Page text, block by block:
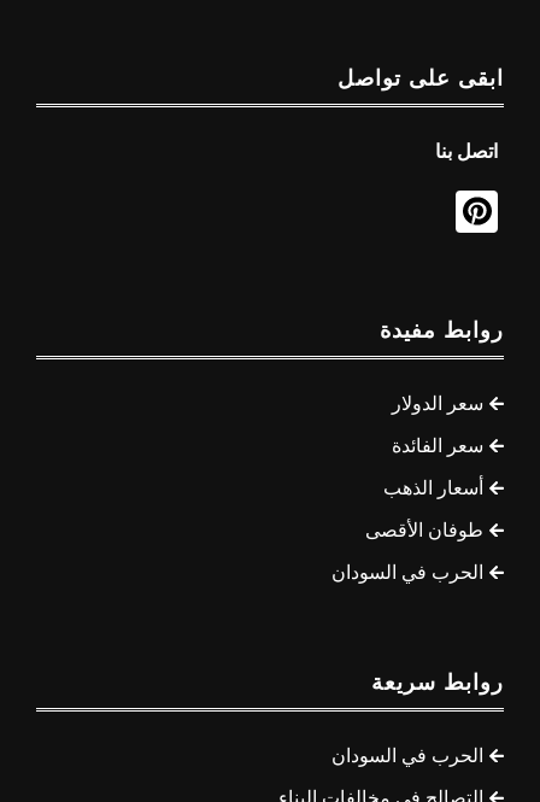
ابقى على تواصل
اتصل بنا
روابط مفيدة
سعر الدولار
سعر الفائدة
أسعار الذهب
طوفان الأقصى
الحرب في السودان
روابط سريعة
الحرب في السودان